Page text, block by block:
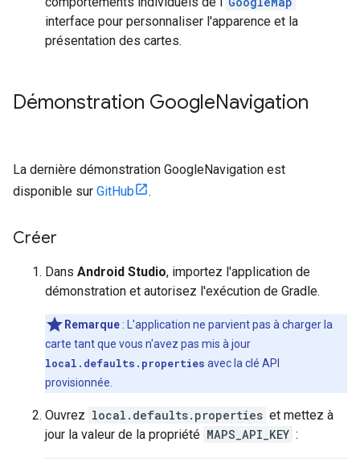
interface pour personnaliser l'apparence et la
présentation des cartes.
Démonstration GoogleNavigation
La dernière démonstration GoogleNavigation est
disponible sur GitHub .
Créer
Dans Android Studio, importez l'application de
démonstration et autorisez l'exécution de Gradle.
Remarque : L'application ne parvient pas à charger la
carte tant que vous n'avez pas mis à jour
local.defaults.properties avec la clé API
provisionnée.
Ouvrez local.defaults.properties et mettez à
jour la valeur de la propriété MAPS_API_KEY :